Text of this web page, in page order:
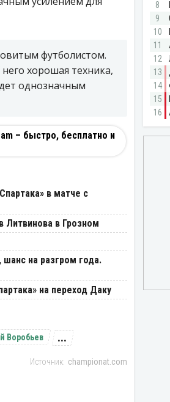
футболистом.
хорошая техника,
однозначным
– быстро, бесплатно и
в матче с
Литвинова в Грозном
шанс на разгром года.
на переход Даку
Воробьев ...
championat.com